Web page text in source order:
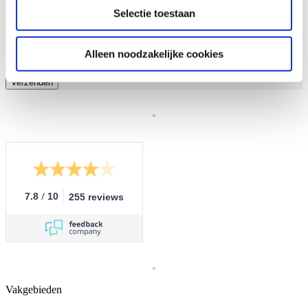
Selectie toestaan
Alleen noodzakelijke cookies
7.8 / 10 255 reviews
Vakgebieden